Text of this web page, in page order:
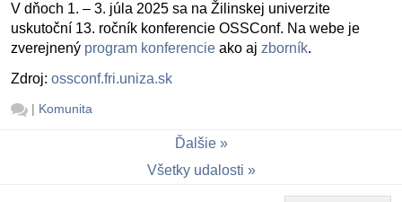
V dňoch 1. – 3. júla 2025 sa na Žilinskej univerzite
uskutoční 13. ročník konferencie OSSConf. Na webe je
zverejnený program konferencie ako aj zborník.
Zdroj: ossconf.fri.uniza.sk
| Komunita
Ďalšie
Všetky udalosti